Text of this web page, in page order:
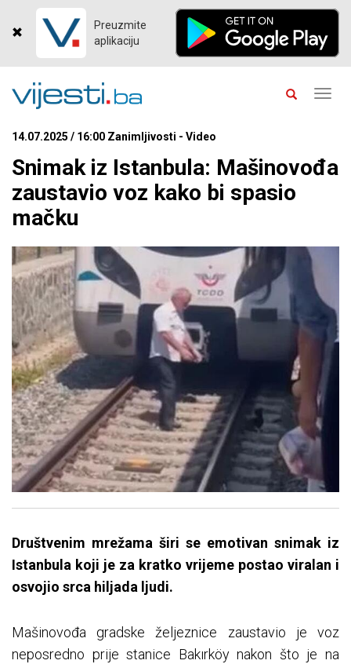
Preuzmite
aplikaciju
14.07.2025 / 16:00 Zanimljivosti - Video
Snimak iz Istanbula: Mašinovođa
zaustavio voz kako bi spasio
mačku
Društvenim mrežama širi se emotivan snimak iz
Istanbula koji je za kratko vrijeme postao viralan i
osvojio srca hiljada ljudi.
Mašinovođa gradske željeznice zaustavio je voz
neposredno prije stanice Bakırköy nakon što je na